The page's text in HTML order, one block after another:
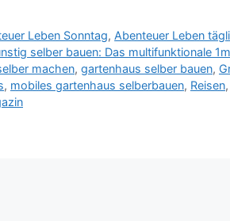
Leben Sonntag, Abenteuer Leben
selber bauen: Das multifunktionale
machen, gartenhaus selber bauen,
, mobiles gartenhaus selberbauen, Reisen,